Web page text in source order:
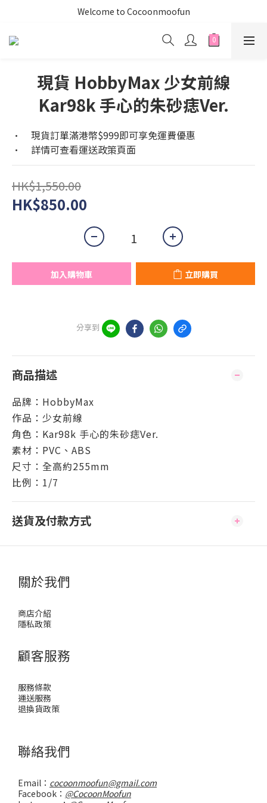
Welcome to Cocoonmoofun
現貨 HobbyMax 少女前線
Kar98k 手心的朱砂痣Ver.
•	現貨訂單滿港幣$999即可享免運費優惠
•	詳情可查看運送政策頁面
HK$1,550.00
HK$850.00
加入購物車 立即購買
分享到
商品描述
品牌：HobbyMax
作品：少女前線
角色：Kar98k 手心的朱砂痣Ver.
素材：PVC、ABS
尺寸：全高約255mm
比例：1/7
送貨及付款方式
關於我們
商店介紹
隱私政策
顧客服務
服務條款
運送服務
退換貨政策
聯絡我們
Email： cocoonmoofun@gmail.com
Facebook： @CocoonMoofun